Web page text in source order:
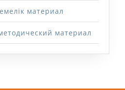
материал
материал